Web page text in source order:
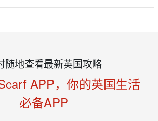
随地查看最新英国攻略
APP，你的英国生活
必备APP